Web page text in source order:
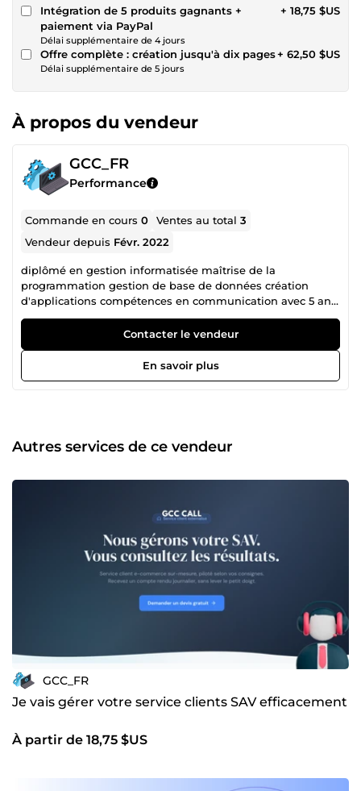
Intégration de 5 produits gagnants +
paiement via PayPal
Délai supplémentaire de 4 jours
+ 18,75 $US
Offre complète : création jusqu'à dix pages
Délai supplémentaire de 5 jours
+ 62,50 $US
À propos du vendeur
GCC_FR
Performance
Commande en cours0 Ventes au total3
Vendeur depuis Févr. 2022
diplômé en gestion informatisée maîtrise de la
programmation gestion de base de données création
d'applications compétences en communication avec 5 ans
d'expérience en tant que responsable d'un centre d'appels
Contacter le vendeur
En savoir plus
Autres services de ce vendeur
GCC_FR
Je vais gérer votre service clients SAV efficacement
À partir de 18,75 $US